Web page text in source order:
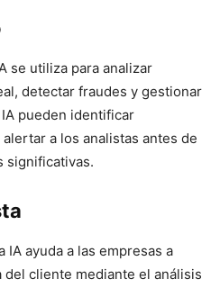
se utiliza para analizar
detectar fraudes y gestionar
pueden identificar
a los analistas antes de
significativas.
IA ayuda a las empresas a
cliente mediante el análisis